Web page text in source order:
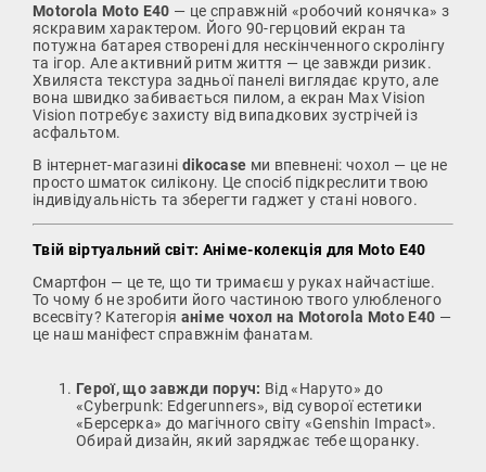
Motorola Moto E40 — це справжній «робочий конячка» з
яскравим характером. Його 90-герцовий екран та
потужна батарея створені для нескінченного скролінгу
та ігор. Але активний ритм життя — це завжди ризик.
Хвиляста текстура задньої панелі виглядає круто, але
вона швидко забивається пилом, а екран Max Vision
Vision потребує захисту від випадкових зустрічей із
асфальтом.
В інтернет-магазині dikocase ми впевнені: чохол — це не
просто шматок силікону. Це спосіб підкреслити твою
індивідуальність та зберегти гаджет у стані нового.
Твій віртуальний світ: Аніме-колекція для Moto E40
Смартфон — це те, що ти тримаєш у руках найчастіше.
То чому б не зробити його частиною твого улюбленого
всесвіту? Категорія аніме чохол на Motorola Moto E40 —
це наш маніфест справжнім фанатам.
Герої, що завжди поруч: Від «Наруто» до
«Cyberpunk: Edgerunners», від суворої естетики
«Берсерка» до магічного світу «Genshin Impact».
Обирай дизайн, який заряджає тебе щоранку.